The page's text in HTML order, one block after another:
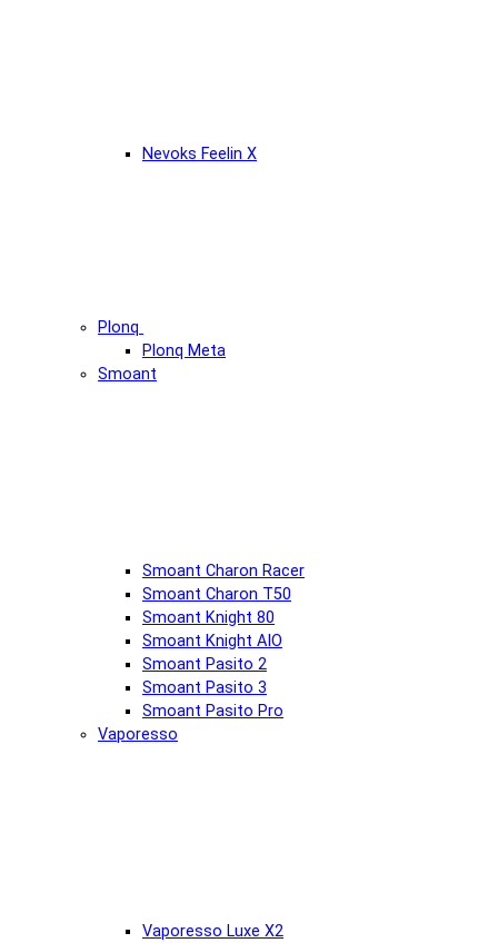
Nevoks Feelin X
Plonq
Plonq Meta
Smoant
Smoant Charon Racer
Smoant Charon T50
Smoant Knight 80
Smoant Knight AIO
Smoant Pasito 2
Smoant Pasito 3
Smoant Pasito Pro
Vaporesso
Vaporesso Luxe X2